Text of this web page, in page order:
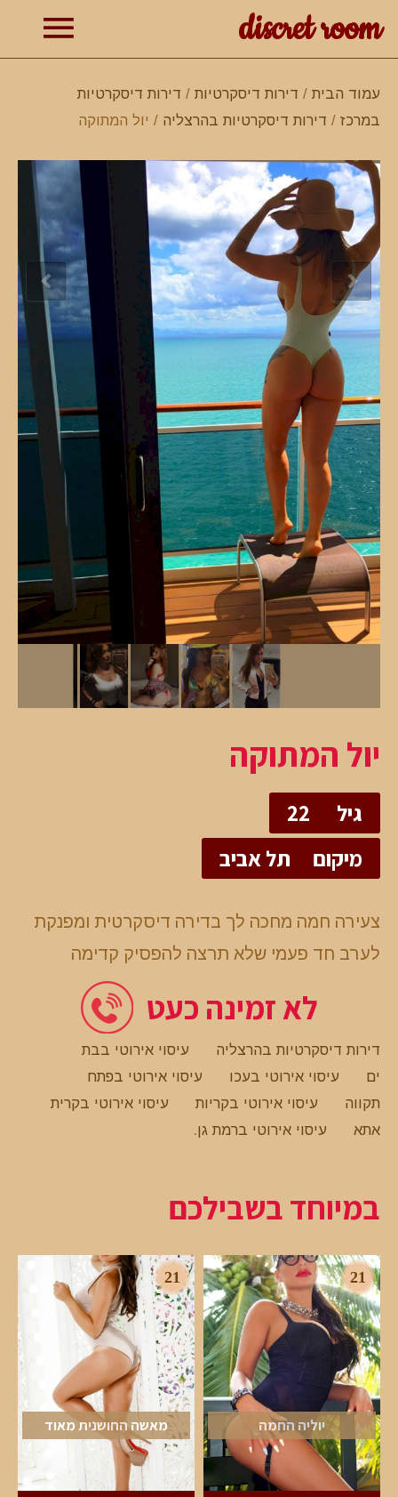
discret room
עמוד הבית / דירות דיסקרטיות / דירות דיסקרטיות
במרכז / דירות דיסקרטיות בהרצליה / יול המתוקה
יול המתוקה
גיל
22
מיקום
תל אביב
צעירה חמה מחכה לך בדירה דיסקרטית ומפנקת
לערב חד פעמי שלא תרצה להפסיק קדימה
לא זמינה כעט
דירות דיסקרטיות בהרצליה
עיסוי אירוטי בבת
ים
עיסוי אירוטי בעכו
עיסוי אירוטי בפתח
תקווה
עיסוי אירוטי בקריות
עיסוי אירוטי בקרית
אתא
עיסוי אירוטי ברמת גן.
במיוחד בשבילכם
21
יוליה החמה
21
מאשה החושנית מאוד